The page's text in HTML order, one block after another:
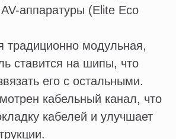
аппаратуры (Elite Eco
традиционно модульная,
ставится на шипы, что
его с остальными.
кабельный канал, что
кабелей и улучшает